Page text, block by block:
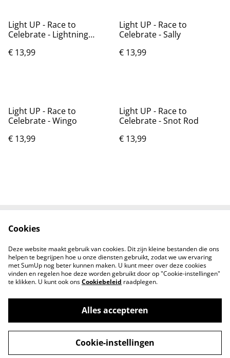
Light UP - Race to
Celebrate - Lightning
€ 13,99
Light UP - Race to
Celebrate - Sally
€ 13,99
Light UP - Race to
Celebrate - Wingo
€ 13,99
Light UP - Race to
Celebrate - Snot Rod
€ 13,99
Neem contact met
ons op
Privacybeleid
Cookiebeleid
©2026Kids Pitstop
powered by
Cookies
Deze website maakt gebruik van cookies. Dit zijn kleine bestanden die ons
helpen te begrijpen hoe u onze diensten gebruikt, zodat we uw ervaring
met SumUp nog beter kunnen maken. U kunt meer over deze cookies
vinden en regelen hoe deze worden gebruikt door op "Cookie-instellingen"
te klikken. U kunt ook onsCookiebeleid raadplegen.
Alles accepteren
Cookie-instellingen